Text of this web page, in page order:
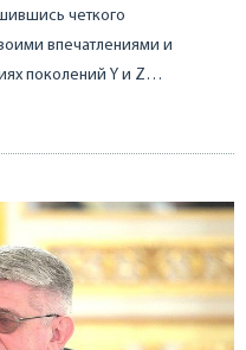
четкого
впечатлениями и
поколений Y и Z…